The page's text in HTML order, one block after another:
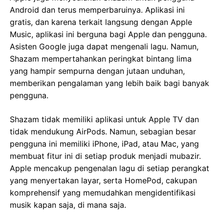
Android dan terus memperbaruinya. Aplikasi ini
gratis, dan karena terkait langsung dengan Apple
Music, aplikasi ini berguna bagi Apple dan pengguna.
Asisten Google juga dapat mengenali lagu. Namun,
Shazam mempertahankan peringkat bintang lima
yang hampir sempurna dengan jutaan unduhan,
memberikan pengalaman yang lebih baik bagi banyak
pengguna.
Shazam tidak memiliki aplikasi untuk Apple TV dan
tidak mendukung AirPods. Namun, sebagian besar
pengguna ini memiliki iPhone, iPad, atau Mac, yang
membuat fitur ini di setiap produk menjadi mubazir.
Apple mencakup pengenalan lagu di setiap perangkat
yang menyertakan layar, serta HomePod, cakupan
komprehensif yang memudahkan mengidentifikasi
musik kapan saja, di mana saja.